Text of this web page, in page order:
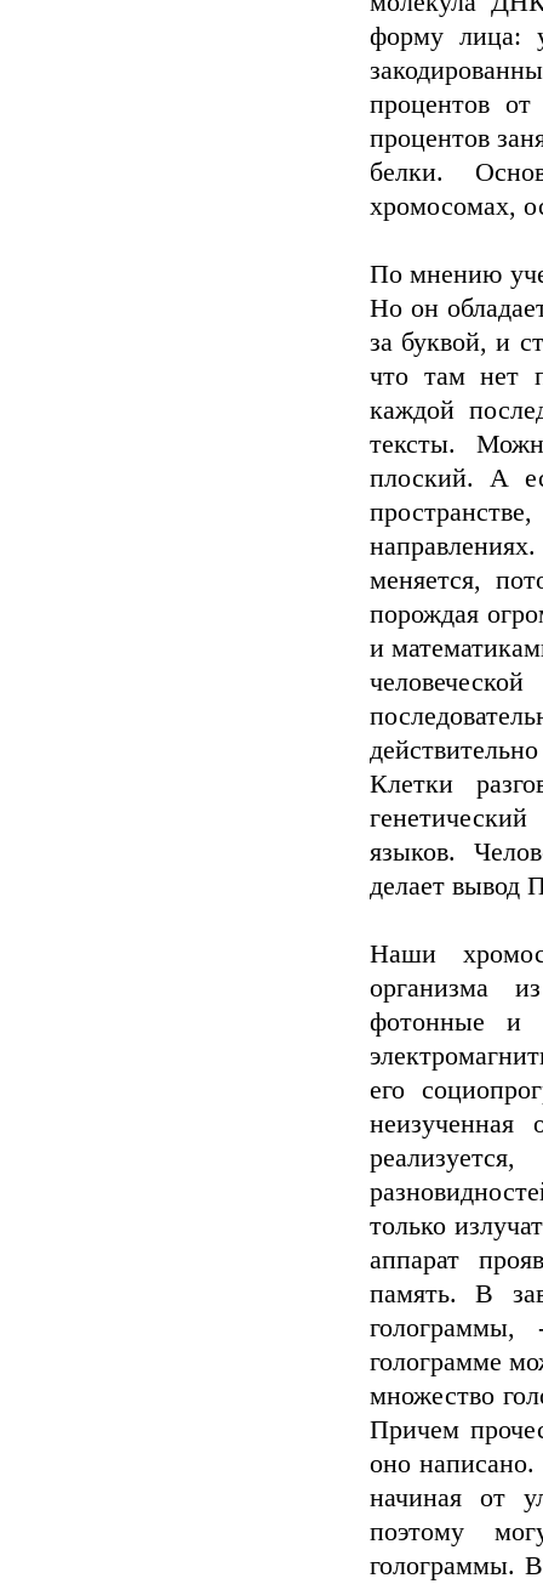
форму лица:
процентов
процентов
белки.
хромосомах,
По мнению
Но он
за буквой, и
что там нет
каждой
тексты.
плоский. А
меняется,
порождая
и
Клетки
языков.
делает вывод
Наши
организма
фотонные и
его
неизученная
только
аппарат
память. В
голограмме
множество
Причем
оно
начиная от
поэтому
голограммы. В